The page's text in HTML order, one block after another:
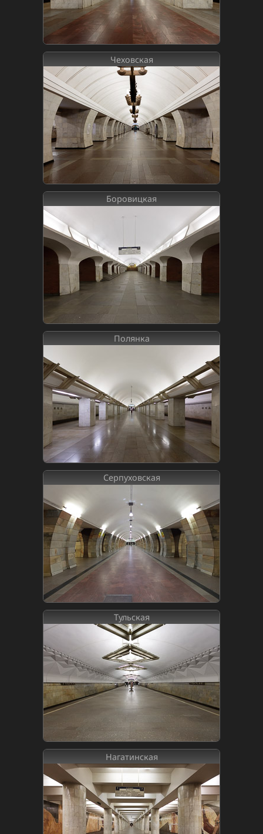
Чеховская
Боровицкая
Полянка
Серпуховская
Тульская
Нагатинская